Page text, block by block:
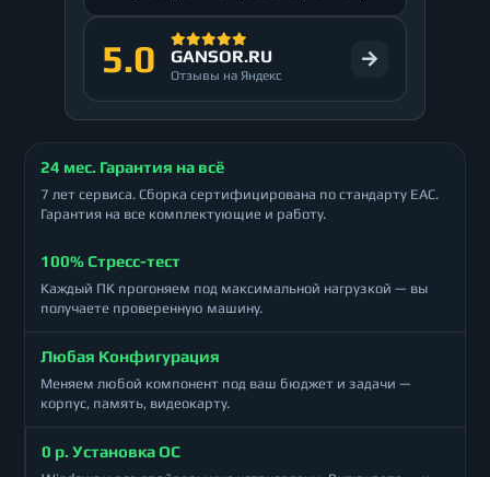
5.0 GANSOR.RU
Отзывы на Яндекс
24 мес. Гарантия на всё
7 лет сервиса. Сборка сертифицирована по стандарту ЕАС.
Гарантия на все комплектующие и работу.
100% Стресс-тест
Каждый ПК прогоняем под максимальной нагрузкой — вы
получаете проверенную машину.
Любая Конфигурация
Меняем любой компонент под ваш бюджет и задачи —
корпус, память, видеокарту.
0 р. Установка ОС